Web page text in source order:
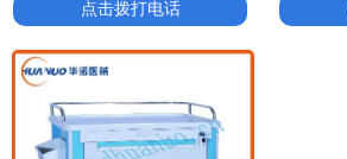
点击拨打电话